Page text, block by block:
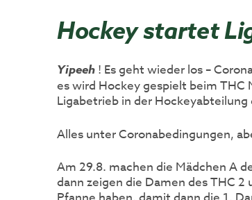
Hockey startet
Yipeeh ! Es geht wieder los –
es wird Hockey gespielt beim THC
Ligabetrieb in der
Alles unter Coronabedingungen,
Am 29.8. machen die Mädchen A
dann zeigen die Damen des THC 2